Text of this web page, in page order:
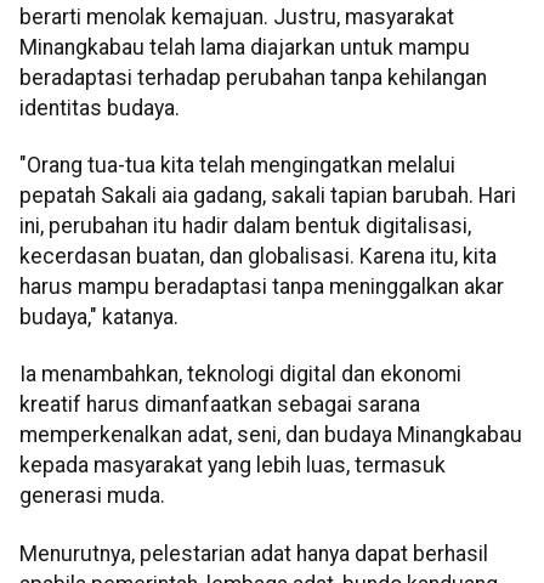
berarti menolak kemajuan. Justru, masyarakat
Minangkabau telah lama diajarkan untuk mampu
beradaptasi terhadap perubahan tanpa kehilangan
identitas budaya.
"Orang tua-tua kita telah mengingatkan melalui
pepatah Sakali aia gadang, sakali tapian barubah. Hari
ini, perubahan itu hadir dalam bentuk digitalisasi,
kecerdasan buatan, dan globalisasi. Karena itu, kita
harus mampu beradaptasi tanpa meninggalkan akar
budaya," katanya.
Ia menambahkan, teknologi digital dan ekonomi
kreatif harus dimanfaatkan sebagai sarana
memperkenalkan adat, seni, dan budaya Minangkabau
kepada masyarakat yang lebih luas, termasuk
generasi muda.
Menurutnya, pelestarian adat hanya dapat berhasil